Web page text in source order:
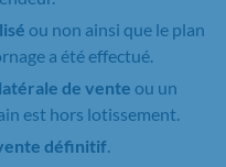
ou non ainsi que le plan
a été effectué.
de vente ou un
est hors lotissement.
définitif